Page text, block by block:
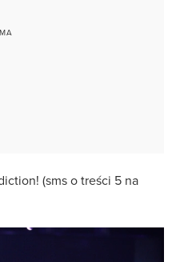
(sms o treści 5 na